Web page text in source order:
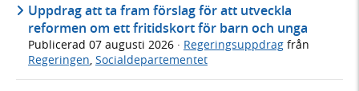
Uppdrag att ta fram förslag för att utveckla
reformen om ett fritidskort för barn och unga
Publicerad 07 augusti 2026 · Regeringsuppdrag från
Regeringen, Socialdepartementet